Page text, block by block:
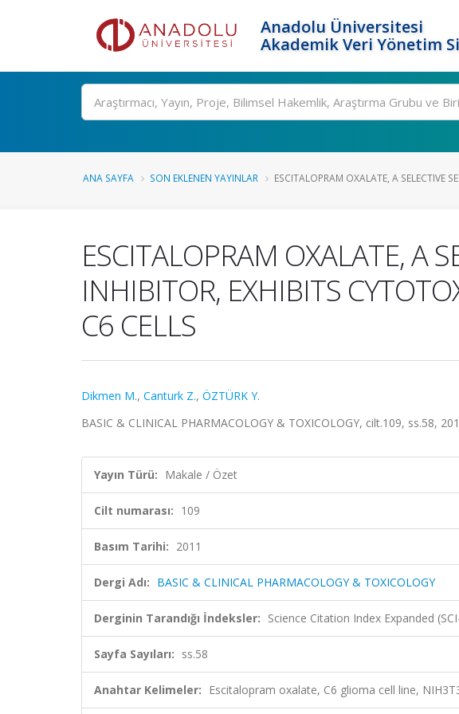
Anadolu Üniversitesi
Akademik Veri Yönetim
Ara
ANA SAYFA SON EKLENEN YAYINLAR ESCITALOPRAM OXALATE, A SELECTIVE
ESCITALOPRAM OXALATE, A
INHIBITOR, EXHIBITS
C6 CELLS
Dikmen M., Canturk Z., ÖZTÜRK Y.
BASIC & CLINICAL PHARMACOLOGY & TOXICOLOGY, cilt.109, ss.58,
Yayın Türü: Makale / Özet
Cilt numarası: 109
Basım Tarihi: 2011
Dergi Adı: BASIC & CLINICAL PHARMACOLOGY & TOXICOLOGY
Derginin Tarandığı İndeksler: Science Citation Index Expanded
Sayfa Sayıları: ss.58
Anahtar Kelimeler: Escitalopram oxalate, C6 glioma cell line,